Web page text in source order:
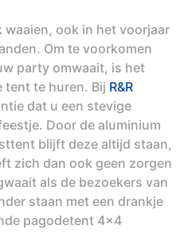
waaien, ook in het voorjaar
Om te voorkomen
party omwaait, is het
tent te huren. Bij R&R
dat u een stevige
Door de aluminium
blijft deze altijd staan,
zich dan ook geen zorgen
als de bezoekers van
staan met een drankje
pagodetent 4x4